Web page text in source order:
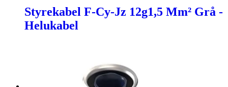
Styrekabel F-Cy-Jz 12g1,5 Mm² Grå -
Helukabel